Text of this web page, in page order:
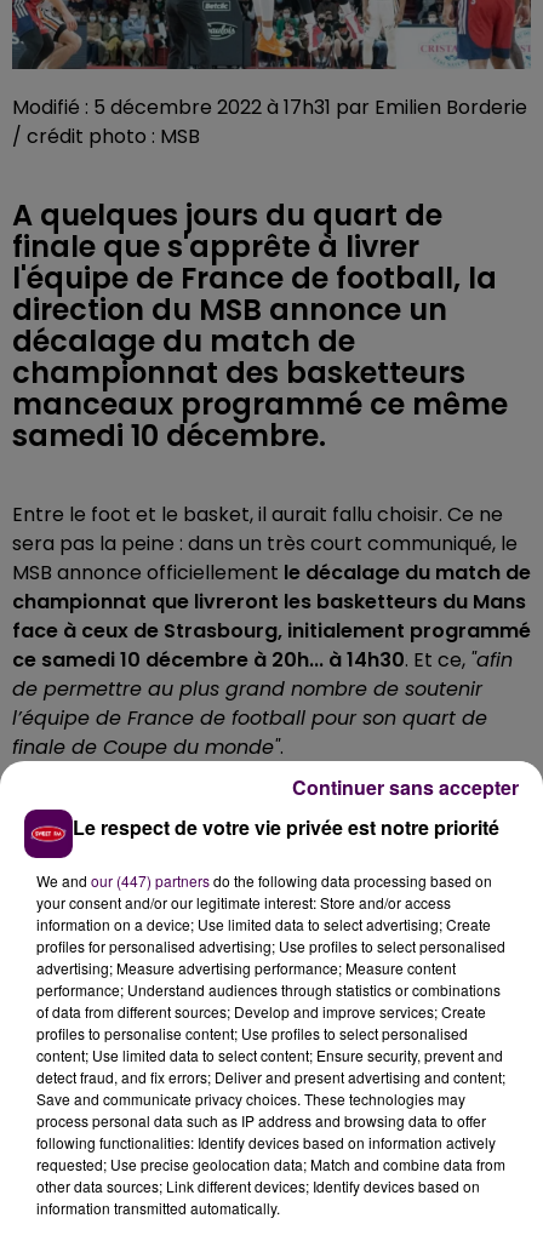
Modifié : 5 décembre 2022 à 17h31 par Emilien Borderie
/ crédit photo : MSB
A quelques jours du quart de
finale que s'apprête à livrer
l'équipe de France de football, la
direction du MSB annonce un
décalage du match de
championnat des basketteurs
manceaux programmé ce même
samedi 10 décembre.
Entre le foot et le basket, il aurait fallu choisir. Ce ne
sera pas la peine : dans un très court communiqué, le
MSB annonce officiellement le décalage du match de
championnat que livreront les basketteurs du Mans
face à ceux de Strasbourg, initialement programmé
ce samedi 10 décembre à 20h... à 14h30. Et ce, "afin
de permettre au plus grand nombre de soutenir
l’équipe de France de football pour son quart de
finale de Coupe du monde".
14H30 POUR LES PROS, 17H15 POUR
LES ESPOIRS
Le match de l'équipe espoirs du MSB se jouera quant à
lui dans la foulée de celui du groupe professionnel, sur
le parquet de la salle Antarès toujours,avec un coup
d'envoi prévu désormais à 17h15. La direction du club
de basket de la capitale sarthoise précise que les
personnes disposant de places et ne pouvant se
rendre au match en raison de ce changement
d'horaire sont invitées à prendre contact directement
par mail, via l'adressedirection@msb.fr.
Le respect de votre vie privée est notre priorité
We and our (447) partnersdo the following data processing based on
your consent and/or our legitimate interest: Store and/or access
information on a device; Use limited data to select advertising; Create
profiles for personalised advertising; Use profiles to select personalised
advertising; Measure advertising performance; Measure content
performance; Understand audiences through statistics or combinations
of data from different sources; Develop and improve services; Create
profiles to personalise content; Use profiles to select personalised
content; Use limited data to select content; Ensure security, prevent and
detect fraud, and fix errors; Deliver and present advertising and content;
Save and communicate privacy choices. These technologies may
process personal data such as IP address and browsing data to offer
following functionalities: Identify devices based on information actively
requested; Use precise geolocation data; Match and combine data from
other data sources; Link different devices; Identify devices based on
information transmitted automatically.
Continuer sans accepter